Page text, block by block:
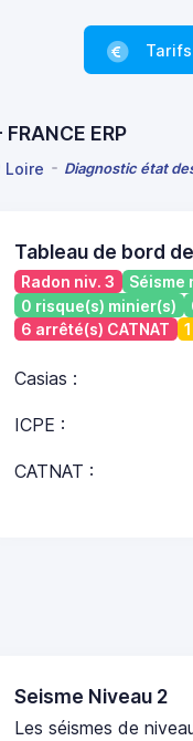
Tarifs
ERP
Loire Diagnostic état
Tableau de bord
Radon niv. 3 Séisme
0 risque(s) minier(s)
6 arrêté(s) CATNAT
Casias :
ICPE :
CATNAT :
Seisme Niveau 2
Les séismes de